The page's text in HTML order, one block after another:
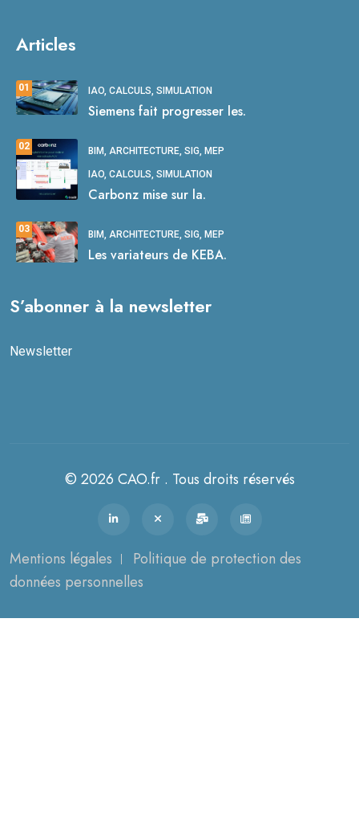
Articles
01 IAO, CALCULS, SIMULATION
Siemens fait progresser les.
02 BIM, ARCHITECTURE, SIG, MEP
IAO, CALCULS, SIMULATION
Carbonz mise sur la.
03 BIM, ARCHITECTURE, SIG, MEP
Les variateurs de KEBA.
S’abonner à la newsletter
Newsletter
© 2026 CAO.fr . Tous droits réservés
Mentions légales
Politique de protection des
données personnelles